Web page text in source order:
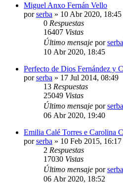
Miguel Anxo Fernán Vello
porserba » 10 Abr 2020, 18:45
0 Respuestas
16407 Vistas
Último mensaje porserba
10 Abr 2020, 18:45
Perfecto de Dios Fernández y
porserba » 17 Jul 2014, 08:49
13 Respuestas
25049 Vistas
Último mensaje porserba
06 Abr 2020, 19:40
Emilia Calé Torres e Carolina
porserba » 10 Feb 2015, 16:17
2 Respuestas
17030 Vistas
Último mensaje porserba
06 Abr 2020, 18:52